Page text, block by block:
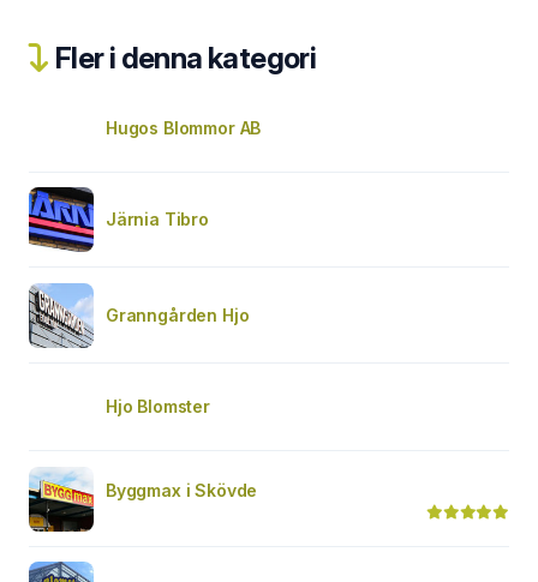
Fler i denna kategori
Hugos Blommor AB
Järnia Tibro
Granngården Hjo
Hjo Blomster
Byggmax i Skövde